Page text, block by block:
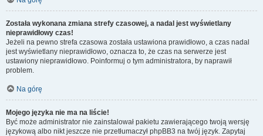
Została wykonana zmiana strefy czasowej, a nadal jest wyświetlany
nieprawidłowy czas!
Jeżeli na pewno strefa czasowa została ustawiona prawidłowo, a czas nadal
jest wyświetlany nieprawidłowo, oznacza to, że czas na serwerze jest
ustawiony nieprawidłowo. Poinformuj o tym administratora, by naprawił
problem.
Na górę
Mojego języka nie ma na liście!
Być może administrator nie zainstalował pakietu zawierającego twoją wersję
językową albo nikt jeszcze nie przetłumaczył phpBB3 na twój język. Zapytaj